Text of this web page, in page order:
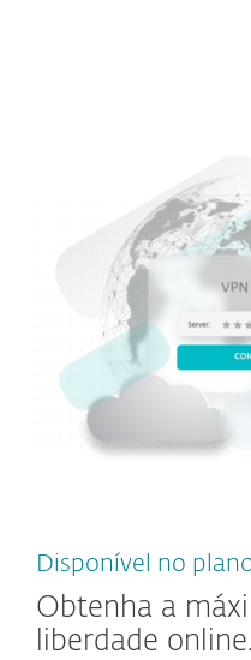
Disponível no
Obtenha a
liberdade